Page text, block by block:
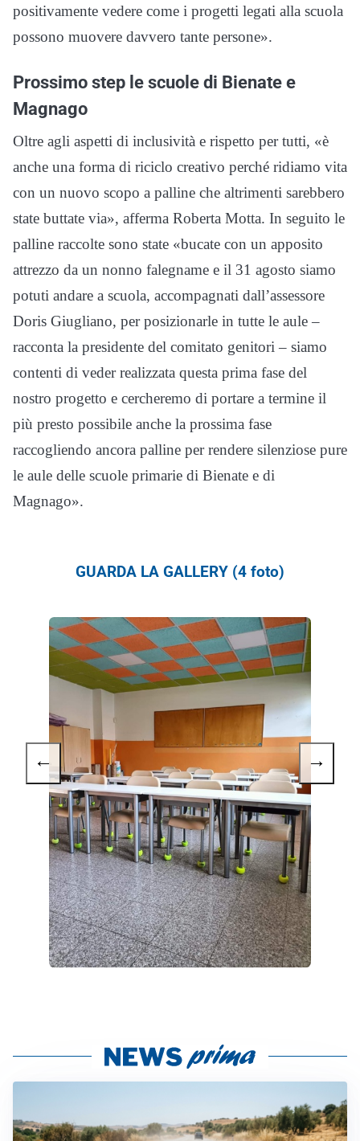
positivamente vedere come i progetti legati alla scuola
possono muovere davvero tante persone».
Prossimo step le scuole di Bienate e
Magnago
Oltre agli aspetti di inclusività e rispetto per tutti, «è
anche una forma di riciclo creativo perché ridiamo vita
con un nuovo scopo a palline che altrimenti sarebbero
state buttate via», afferma Roberta Motta. In seguito le
palline raccolte sono state «bucate con un apposito
attrezzo da un nonno falegname e il 31 agosto siamo
potuti andare a scuola, accompagnati dall’assessore
Doris Giugliano, per posizionarle in tutte le aule –
racconta la presidente del comitato genitori – siamo
contenti di veder realizzata questa prima fase del
nostro progetto e cercheremo di portare a termine il
più presto possibile anche la prossima fase
raccogliendo ancora palline per rendere silenziose pure
le aule delle scuole primarie di Bienate e di
Magnago».
GUARDA LA GALLERY (4 foto)
← →